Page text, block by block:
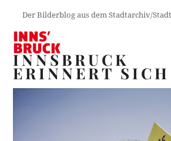
Der Bilderblog aus dem Stadtarchiv/
INNSBRUCK
ERINNERT SICH